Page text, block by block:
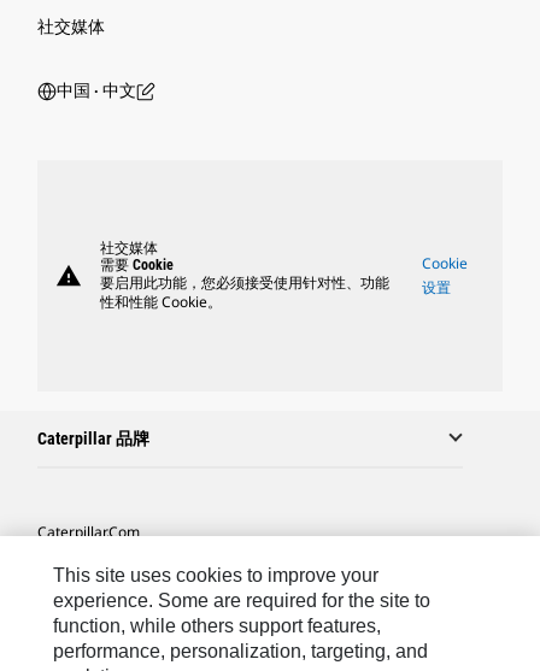
社交媒体
中国 ‧ 中文
warning
社交媒体
需要 Cookie
要启用此功能，您必须接受使用针对性、功能
性和性能 Cookie。
Cookie
设置
Caterpillar 品牌
Caterpillar.com
联系 Caterpillar
站点地图
Cookie Settings
This site uses cookies to improve your
experience. Some are required for the site to
function, while others support features,
performance, personalization, targeting, and